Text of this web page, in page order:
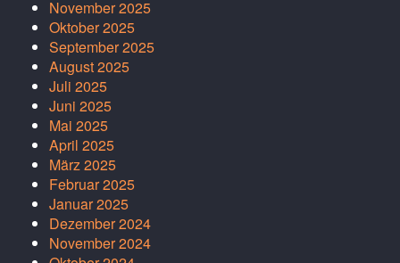
November 2025
Oktober 2025
September 2025
August 2025
Juli 2025
Juni 2025
Mai 2025
April 2025
März 2025
Februar 2025
Januar 2025
Dezember 2024
November 2024